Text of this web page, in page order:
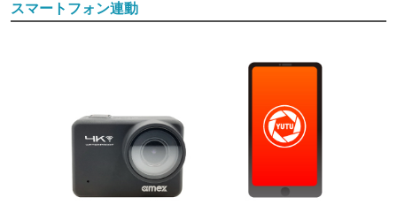
スマートフォン連動